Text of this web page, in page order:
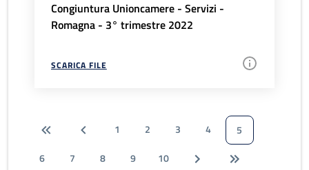
Congiuntura Unioncamere - Servizi -
Romagna - 3° trimestre 2022
SCARICA FILE
1 2 3 4
5
6
7 8 9 10